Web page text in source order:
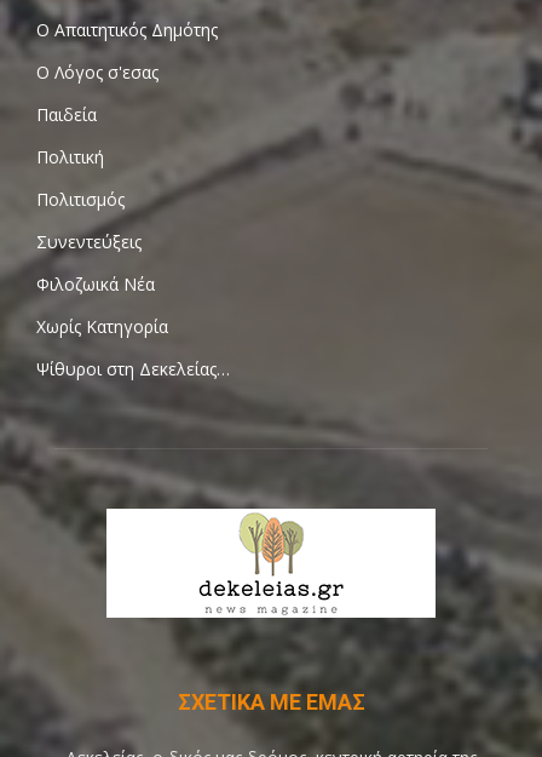
Ο Απαιτητικός Δημότης
Ο Λόγος σ'εσας
Παιδεία
Πολιτική
Πολιτισμός
Συνεντεύξεις
Φιλοζωικά Νέα
Χωρίς Κατηγορία
Ψίθυροι στη Δεκελείας…
ΣΧΕΤΙΚΑ ΜΕ ΕΜΑΣ